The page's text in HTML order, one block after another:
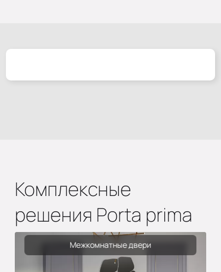
Комплексные
решения Porta prima
Межкомнатные двери